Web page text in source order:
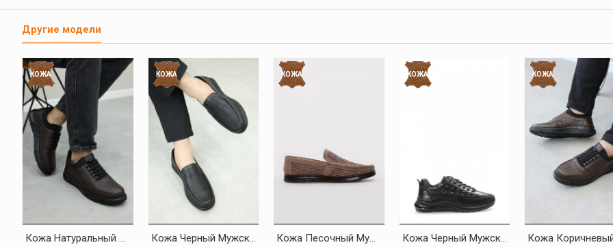
Другие модели
КОЖА
Кожа Натуральный Мех Коричневый Мужская Повседневная Обувь 126KMA137
КОЖА
Кожа Черный Мужская Повседневная Обувь 126MA001
КОЖА
Кожа Песочный Мужская Повседневная Обувь 126MA001
КОЖА
Кожа Черный Мужская Повседневная Обувь 126MA1004
КОЖА